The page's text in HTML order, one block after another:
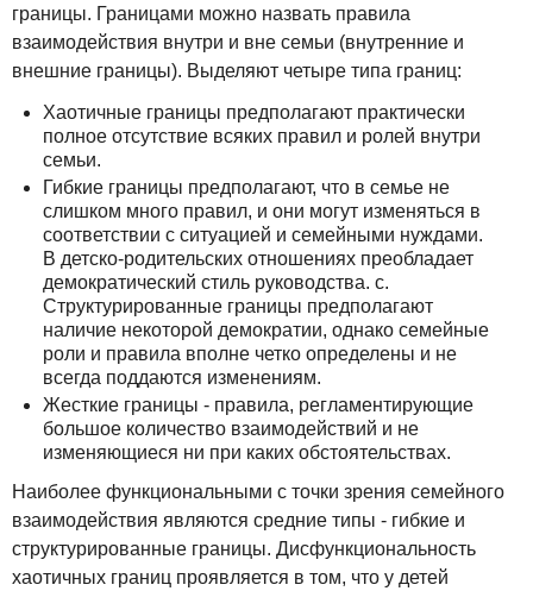
границы. Границами можно назвать правила
взаимодействия внутри и вне семьи (внутренние и
внешние границы). Выделяют четыре типа границ:
Хаотичные границы предполагают практически
полное отсутствие всяких правил и ролей внутри
семьи.
Гибкие границы предполагают, что в семье не
слишком много правил, и они могут изменяться в
соответствии с ситуацией и семейными нуждами.
В детско-родительских отношениях преобладает
демократический стиль руководства. с.
Структурированные границы предполагают
наличие некоторой демократии, однако семейные
роли и правила вполне четко определены и не
всегда поддаются изменениям.
Жесткие границы - правила, регламентирующие
большое количество взаимодействий и не
изменяющиеся ни при каких обстоятельствах.
Наиболее функциональными с точки зрения семейного
взаимодействия являются средние типы - гибкие и
структурированные границы. Дисфункциональность
хаотичных границ проявляется в том, что у детей